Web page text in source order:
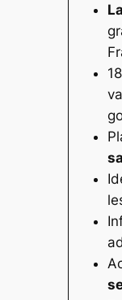
18